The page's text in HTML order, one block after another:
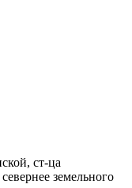
ст-ца
земельного